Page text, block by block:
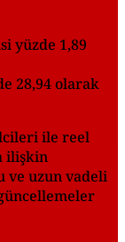
yüzde 1,89
28,94 olarak
ile reel
ilişkin
ve uzun vadeli